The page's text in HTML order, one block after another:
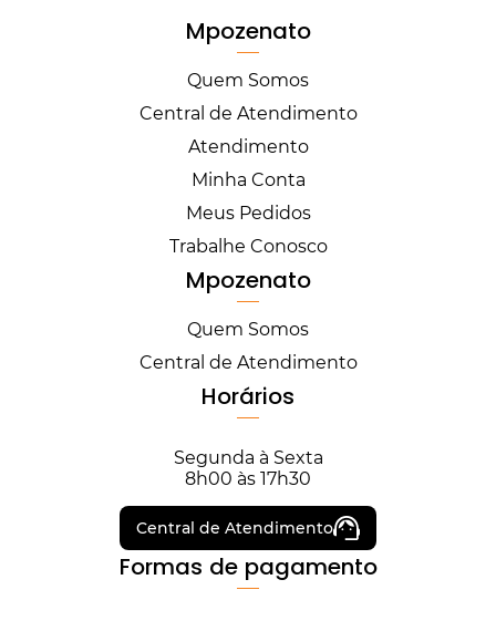
Mpozenato
Quem Somos
Central de Atendimento
Atendimento
Minha Conta
Meus Pedidos
Trabalhe Conosco
Mpozenato
Quem Somos
Central de Atendimento
Horários
Segunda à Sexta
8h00 às 17h30
Central de Atendimento
Formas de pagamento